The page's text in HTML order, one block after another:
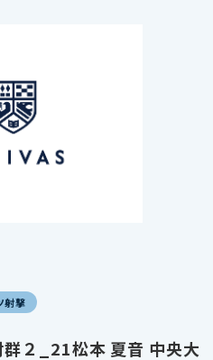
射撃
２_21松本 夏音 中央大